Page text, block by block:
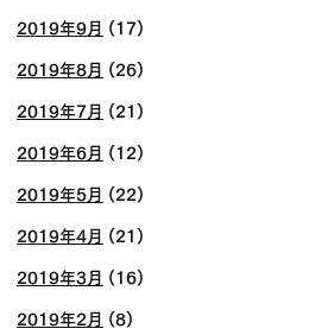
2019年9月 (17)
2019年8月 (26)
2019年7月 (21)
2019年6月 (12)
2019年5月 (22)
2019年4月 (21)
2019年3月 (16)
2019年2月 (8)